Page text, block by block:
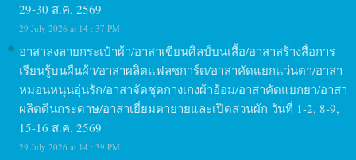
29-30 ส.ค. 2569
29 July 2026 at 14 : 37 PM
อาสาลงลายกระเป๋าผ้า/อาสาเขียนศิลป์บนเสื้อ/อาสาสร้างสื่อการ
เรียนรู้บนผืนผ้า/อาสาผลิตแฟลชการ์ด/อาสาคัดแยกแว่นตา/อาสา
หมอนหนุนอุ่นรัก/อาสาจัดชุดกางเกงผ้าอ้อม/อาสาคัดแยกยา/อาสา
ผลิตดินกระดาษ/อาสาเยี่ยมตายายและเปิดสวนผัก วันที่ 1-2, 8-9,
15-16 ส.ค. 2569
29 July 2026 at 14 : 39 PM